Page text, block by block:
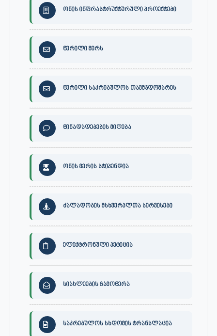
ონის ინფრასტრუქტურული პროექტები
წერილი მერს
წერილი საკრებულოს თავმჯდომარეს
წინადადებების მიღება
ონის მერის სტიპენდია
ძალადობის მსხვერპლთა სერვისები
ელექტრონული პეტიცია
სიახლეების გამოწერა
საკრებულოს სხდომის ტრანსლაცია